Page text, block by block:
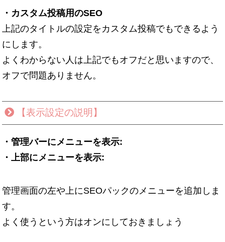
・カスタム投稿用のSEO
上記のタイトルの設定をカスタム投稿でもできるよう
にします。
よくわからない人は上記でもオフだと思いますので、
オフで問題ありません。
【表示設定の説明】
・管理バーにメニューを表示:
・上部にメニューを表示:
管理画面の左や上にSEOパックのメニューを追加しま
す。
よく使うという方はオンにしておきましょう